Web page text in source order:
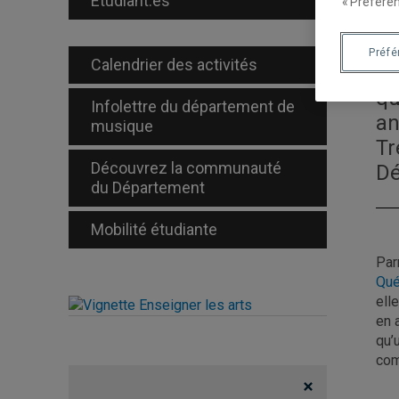
Calendrier des activités
Infolettre du département de
musique
Découvrez la communauté
du Département
Mobilité étudiante
en